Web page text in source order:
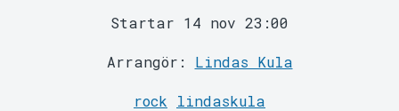
MyTickster
Startar 14 nov 23:00
Arrangör: Lindas Kula
rock lindaskula